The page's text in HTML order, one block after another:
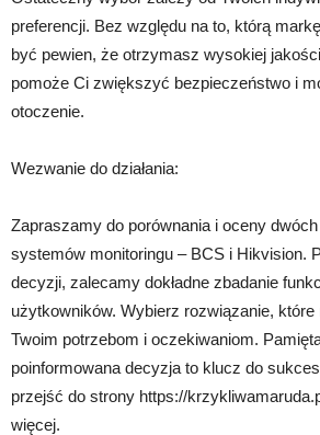
preferencji. Bez względu na to, którą
być pewien, że otrzymasz wysokiej
pomoże Ci zwiększyć bezpieczeństwo i
otoczenie.
Wezwanie do działania:
Zapraszamy do porównania i oceny
systemów monitoringu – BCS i Hikvision.
decyzji, zalecamy dokładne zbadanie
użytkowników. Wybierz rozwiązanie, które
Twoim potrzebom i oczekiwaniom.
poinformowana decyzja to klucz do
przejść do strony https://
więcej.